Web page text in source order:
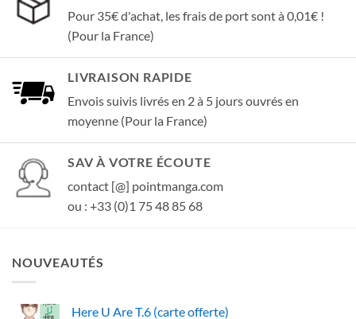
Pour 35€ d'achat, les frais de port sont à 0,01€ !
(Pour la France)
LIVRAISON RAPIDE
Envois suivis livrés en 2 à 5 jours ouvrés en
moyenne (Pour la France)
SAV À VOTRE ÉCOUTE
contact [@] pointmanga.com
ou : +33 (0)1 75 48 85 68
NOUVEAUTÉS
Here U Are T.6 (carte offerte)